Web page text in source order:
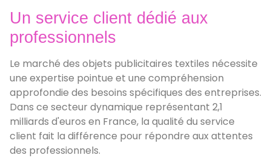
Un service client dédié aux
professionnels
Le marché des objets publicitaires textiles nécessite
une expertise pointue et une compréhension
approfondie des besoins spécifiques des entreprises.
Dans ce secteur dynamique représentant 2,1
milliards d'euros en France, la qualité du service
client fait la différence pour répondre aux attentes
des professionnels.